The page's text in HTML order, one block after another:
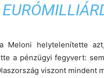
Meloni helytelenítette
a pénzügyi fegyvert:
viszont mindent